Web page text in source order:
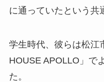
に通っていたという共
学生時代、彼らは松江
HOUSE APOLLO」で
た。